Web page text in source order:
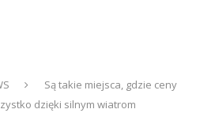
Są takie miejsca, gdzie ceny
dzięki silnym wiatrom